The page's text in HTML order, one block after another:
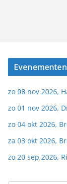
Evenementen
zo 08 nov 2026,
zo 01 nov 2026,
zo 04 okt 2026,
za 03 okt 2026,
zo 20 sep 2026,